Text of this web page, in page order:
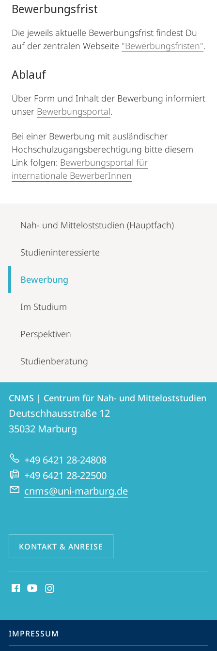
Bewerbungsfrist
Die jeweils aktuelle Bewerbungsfrist findest Du
auf der zentralen Webseite "Bewerbungsfristen".
Ablauf
Über Form und Inhalt der Bewerbung informiert
unser Bewerbungsportal.
Bei einer Bewerbung mit ausländischer
Hochschulzugangsberechtigung bitte diesem
Link folgen: Bewerbungsportal für
internationale BewerberInnen
NavigationNah- und Mitteloststudien (Hauptfach)
Studieninteressierte
Bewerbung
Im Studium
Perspektiven
Studienberatung
Kontakt
und
Informationen
zur
Website
Kontaktinformationen
CNMS
|
für
Nah-
und
Mitteloststudien
CNMS | Centrum für Nah- und Mitteloststudien
Deutschhausstraße 12
35032 Marburg
+49 6421 28-24808
+49 6421 28-22500
cnms@uni-marburg.de
KONTAKT & ANREISE
Media
Service-
Navigation
IMPRESSUM